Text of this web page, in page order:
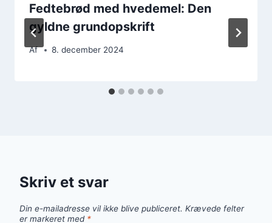
Fedtebrød med hvedemel: Den
gyldne grundopskrift
Af 8. december 2024
Skriv et svar
Din e-mailadresse vil ikke blive publiceret. Krævede felter
er markeret med *